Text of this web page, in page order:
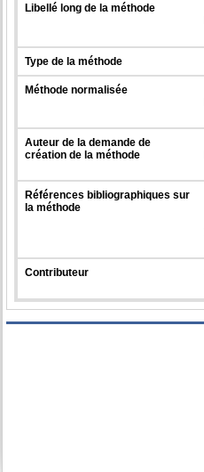
Libellé long de la méthode
Type de la méthode
Méthode normalisée
Auteur de la demande de
création de la méthode
Références bibliographiques sur
la méthode
Contributeur